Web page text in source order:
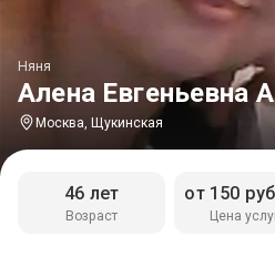
Алена Евгеньевна
Няня
Москва, Щукинская
Возраст
46 лет
Цена
от 150